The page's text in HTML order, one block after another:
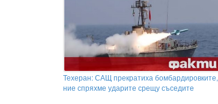
Техеран: САЩ прекратиха бомбардировките,
ние спряхме ударите срещу съседите